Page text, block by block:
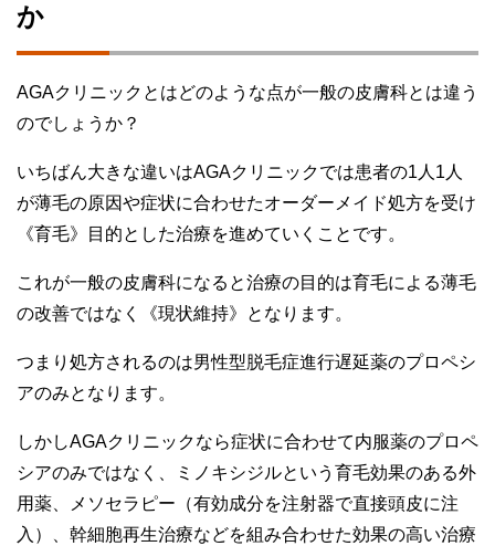
か
AGAクリニックとはどのような点が一般の皮膚科とは違う
のでしょうか？
いちばん大きな違いはAGAクリニックでは患者の1人1人
が薄毛の原因や症状に合わせたオーダーメイド処方を受け
《育毛》目的とした治療を進めていくことです。
これが一般の皮膚科になると治療の目的は育毛による薄毛
の改善ではなく《現状維持》となります。
つまり処方されるのは男性型脱毛症進行遅延薬のプロペシ
アのみとなります。
しかしAGAクリニックなら症状に合わせて内服薬のプロペ
シアのみではなく、ミノキシジルという育毛効果のある外
用薬、メソセラピー（有効成分を注射器で直接頭皮に注
入）、幹細胞再生治療などを組み合わせた効果の高い治療